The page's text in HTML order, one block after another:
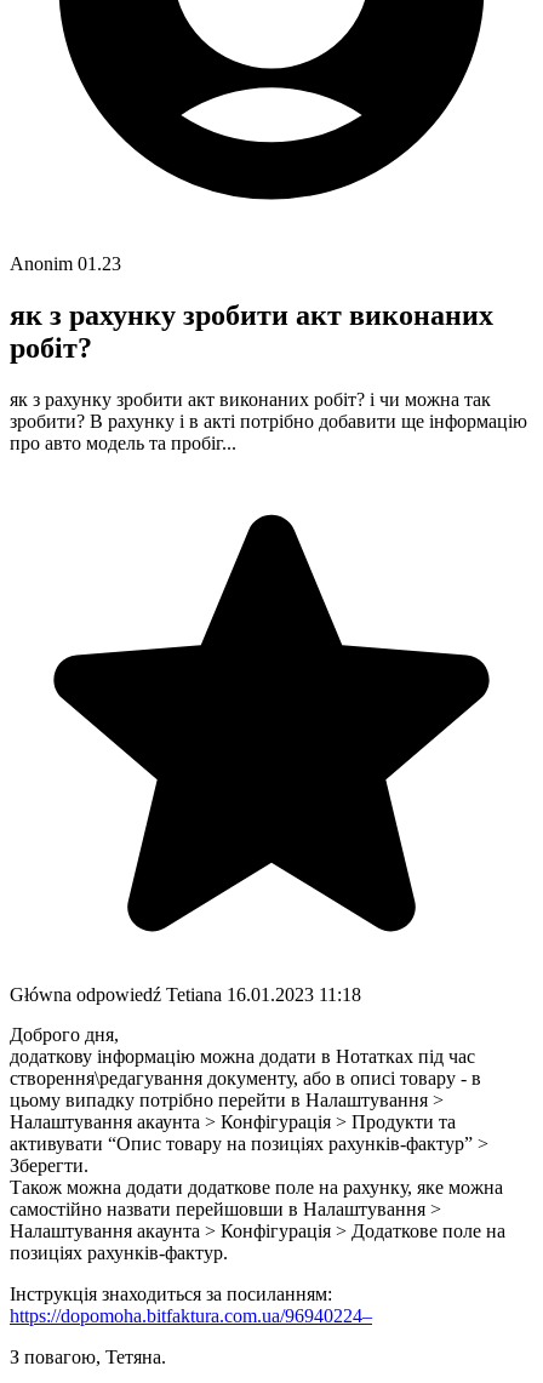
Anonim 01.23
як з рахунку зробити акт виконаних
робіт?
як з рахунку зробити акт виконаних робіт? і чи можна так
зробити? В рахунку і в акті потрібно добавити ще інформацію
про авто модель та пробіг...
Główna odpowiedź Tetiana 16.01.2023 11:18
Доброго дня,
додаткову інформацію можна додати в Нотатках під час
створення\редагування документу, або в описі товару - в
цьому випадку потрібно перейти в Налаштування >
Налаштування акаунта > Конфігурація > Продукти та
активувати “Опис товару на позиціях рахунків-фактур” >
Зберегти.
Також можна додати додаткове поле на рахунку, яке можна
самостійно назвати перейшовши в Налаштування >
Налаштування акаунта > Конфігурація > Додаткове поле на
позиціях рахунків-фактур.
Інструкція знаходиться за посиланням:
https://dopomoha.bitfaktura.com.ua/96940224–
З повагою, Тетяна.